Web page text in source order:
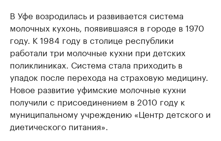
В Уфе возродилась и развивается система
молочных кухонь, появившаяся в городе в 1970
году. К 1984 году в столице республики
работали три молочные кухни при детских
поликлиниках. Система стала приходить в
упадок после перехода на страховую медицину.
Новое развитие уфимские молочные кухни
получили с присоединением в 2010 году к
муниципальному учреждению «Центр детского и
диетического питания».